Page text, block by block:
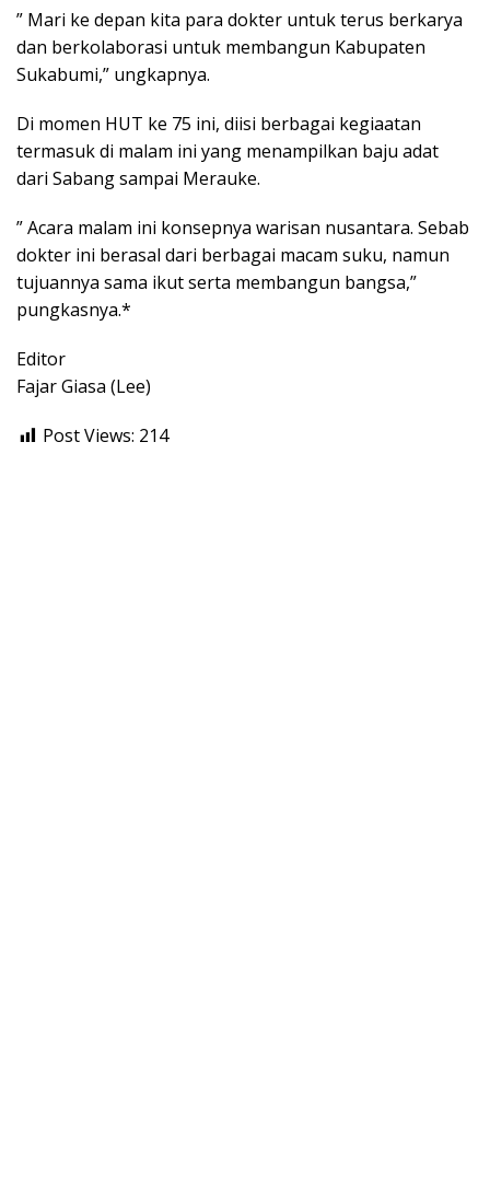
” Mari ke depan kita para dokter untuk terus berkarya
dan berkolaborasi untuk membangun Kabupaten
Sukabumi,” ungkapnya.
Di momen HUT ke 75 ini, diisi berbagai kegiaatan
termasuk di malam ini yang menampilkan baju adat
dari Sabang sampai Merauke.
” Acara malam ini konsepnya warisan nusantara. Sebab
dokter ini berasal dari berbagai macam suku, namun
tujuannya sama ikut serta membangun bangsa,”
pungkasnya.*
Editor
Fajar Giasa (Lee)
Post Views: 214